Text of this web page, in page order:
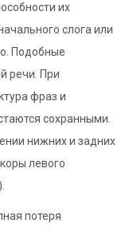
их
слога или
Подобные
речи. При
фраз и
сохранными.
нижних и задних
левого
потеря